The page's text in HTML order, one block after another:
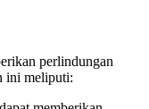
perlindungan
ini meliputi: